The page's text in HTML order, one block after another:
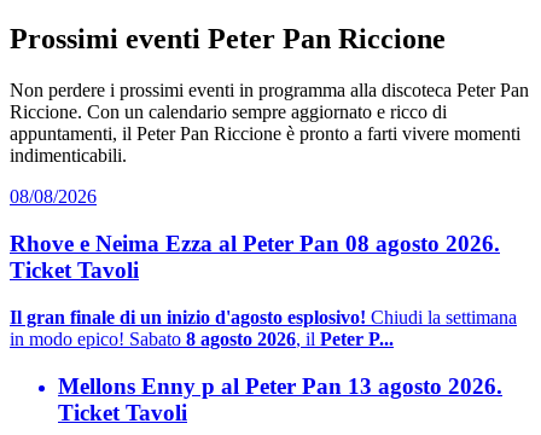
Prossimi eventi Peter Pan Riccione
Non perdere i prossimi eventi in programma alla discoteca Peter Pan
Riccione. Con un calendario sempre aggiornato e ricco di
appuntamenti, il Peter Pan Riccione è pronto a farti vivere momenti
indimenticabili.
08/08/2026
Rhove e Neima Ezza al Peter Pan 08 agosto 2026.
Ticket Tavoli
Il gran finale di un inizio d'agosto esplosivo! Chiudi la settimana
in modo epico! Sabato 8 agosto 2026, il Peter P...
Mellons Enny p al Peter Pan 13 agosto 2026.
Ticket Tavoli